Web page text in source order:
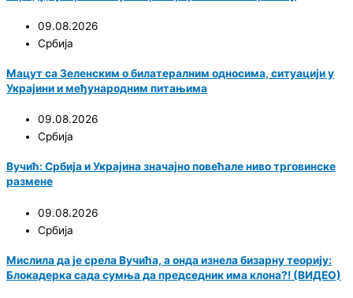
09.08.2026
Србија
Мацут са Зеленским о билатералним односима, ситуацији у
Украјини и међународним питањима
09.08.2026
Србија
Вучић: Србија и Украјина значајно повећале ниво трговинске
размене
09.08.2026
Србија
Мислила да је срела Вучића, а онда изнела бизарну теорију:
Блокадерка сада сумња да председник има клона?! (ВИДЕО)